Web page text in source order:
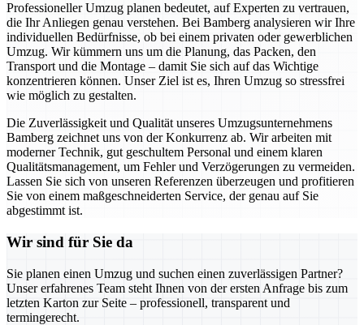
Professioneller Umzug planen bedeutet, auf Experten zu vertrauen,
die Ihr Anliegen genau verstehen. Bei Bamberg analysieren wir Ihre
individuellen Bedürfnisse, ob bei einem privaten oder gewerblichen
Umzug. Wir kümmern uns um die Planung, das Packen, den
Transport und die Montage – damit Sie sich auf das Wichtige
konzentrieren können. Unser Ziel ist es, Ihren Umzug so stressfrei
wie möglich zu gestalten.
Die Zuverlässigkeit und Qualität unseres Umzugsunternehmens
Bamberg zeichnet uns von der Konkurrenz ab. Wir arbeiten mit
moderner Technik, gut geschultem Personal und einem klaren
Qualitätsmanagement, um Fehler und Verzögerungen zu vermeiden.
Lassen Sie sich von unseren Referenzen überzeugen und profitieren
Sie von einem maßgeschneiderten Service, der genau auf Sie
abgestimmt ist.
Wir sind für Sie da
Sie planen einen Umzug und suchen einen zuverlässigen Partner?
Unser erfahrenes Team steht Ihnen von der ersten Anfrage bis zum
letzten Karton zur Seite – professionell, transparent und
termingerecht.